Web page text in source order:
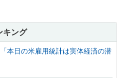
キング
本日の米雇用統計は実体経済の潜